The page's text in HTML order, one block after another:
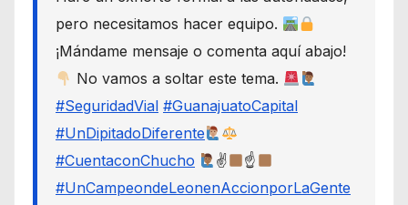
pero necesitamos hacer equipo.
¡Mándame mensaje o comenta aquí abajo!
No vamos a soltar este tema.
#SeguridadVial #GuanajuatoCapital
#UnDipitadoDiferente
#CuentaconChucho
✌
☝
#UnCampeondeLeonenAccionporLaGente